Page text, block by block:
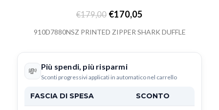
€179,00 €170,05
910D7880NSZ PRINTED ZIPPER SHARK DUFFLE
💸 Più spendi, più risparmi
Sconti progressivi applicati in automatico nel carrello
FASCIA DI SPESA SCONTO